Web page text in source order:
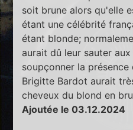
soit brune alors qu'elle
étant une célébrité
étant blonde;
aurait dû leur sauter
soupçonner la
Brigitte Bardot aurait
cheveux du blond en
Ajoutée le 03.12.2024